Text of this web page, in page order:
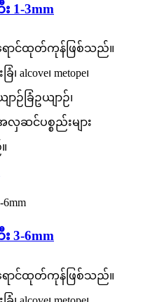
1-3mm
ာင်ထုတ်ကုန်ဖြစ်သည်။
alcove၊ metope၊
ာဉ်ခြံဥယျာဉ်၊
လှဆင်ပစ္စည်းများ
3-6mm
ာင်ထုတ်ကုန်ဖြစ်သည်။